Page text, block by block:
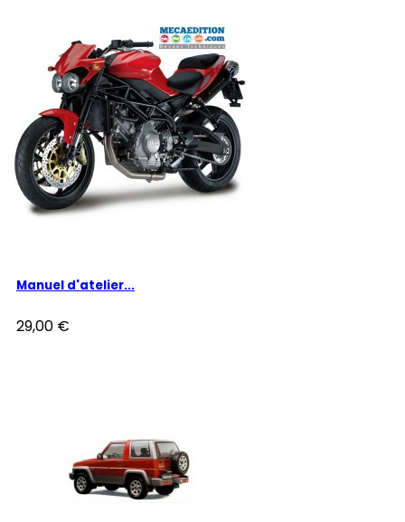
Manuel d'atelier...
29,00 €